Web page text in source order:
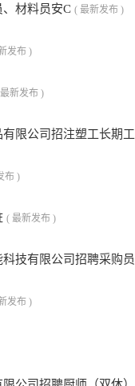
材料员安C ( 最新发布 )
发布 )
新发布 )
限公司招注塑工长期工
布 )
( 最新发布 )
技有限公司招聘采购员
发布 )